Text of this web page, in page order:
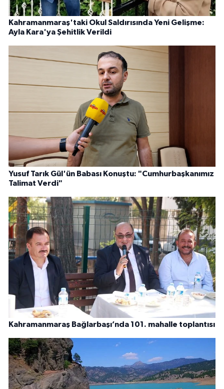
Kahramanmaraş'taki Okul Saldırısında Yeni Gelişme:
Ayla Kara'ya Şehitlik Verildi
Yusuf Tarık Gül'ün Babası Konuştu: "Cumhurbaşkanımız
Talimat Verdi"
Kahramanmaraş Bağlarbaşı’nda 101. mahalle toplantısı